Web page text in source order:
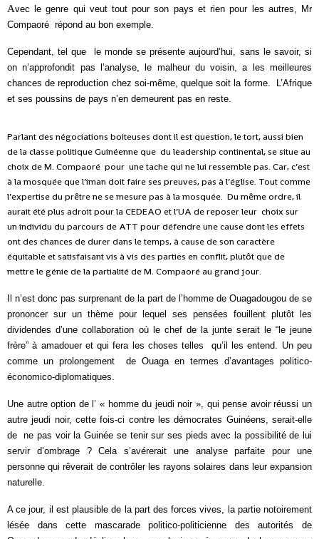
Avec le genre qui veut tout pour son pays et rien pour les autres, Mr
Compaoré répond au bon exemple.
Cependant, tel que le monde se présente aujourd’hui, sans le savoir, si
on n’approfondit pas l’analyse, le malheur du voisin, a les meilleures
chances de reproduction chez soi-même, quelque soit la forme. L’Afrique
et ses poussins de pays n’en demeurent pas en reste.
Parlant des négociations boiteuses dont il est question, le tort, aussi bien
de la classe politique Guinéenne que du leadership continental, se situe au
choix de M. Compaoré pour une tache qui ne lui ressemble pas. Car, c’est
à la mosquée que l’iman doit faire ses preuves, pas à l’église. Tout comme
l’expertise du prêtre ne se mesure pas à la mosquée. Du même ordre, il
aurait été plus adroit pour la CEDEAO et l’UA de reposer leur choix sur
un individu du parcours de ATT pour défendre une cause dont les effets
ont des chances de durer dans le temps, à cause de son caractère
équitable et satisfaisant vis à vis des parties en conflit, plutôt que de
mettre le génie de la partialité de M. Compaoré au grand jour.
Il n’est donc pas surprenant de la part de l’homme de Ouagadougou de se
prononcer sur un thème pour lequel ses pensées fouillent plutôt les
dividendes d’une collaboration oùle chef de la junte serait le “le jeune
frère” à amadouer et qui fera les choses telles qu’il les entend. Un peu
comme un prolongement de Ouaga en termes d’avantages politico-
économico-diplomatiques.
Une autre option de l’ « homme du jeudi noir », qui pense avoir réussi un
autre jeudi noir, cette fois-ci contre les démocrates Guinéens, serait-elle
de ne pas voir la Guinée se tenir sur ses pieds avec la possibilité de lui
servir d’ombrage ? Cela s’avérerait une analyse parfaite pour une
personne qui rêverait de contrôler les rayons solaires dans leur expansion
naturelle.
A ce jour, il est plausible de la part des forces vives, la partie notoirement
lésée dans cette mascarade politico-politicienne des autorités de